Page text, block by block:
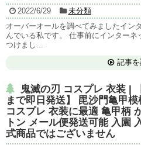
2022/6/29
未分類
オーバーオールを調べてみましたイン
んでいる私です。 仕事前にインター
つけまし...
記事
鬼滅の刃 コスプレ 衣装 |
まで即日発送】 毘沙門亀甲
コスプレ 衣装に最適 亀甲柄
トン メール便発送可能 入園
式商品ではございません